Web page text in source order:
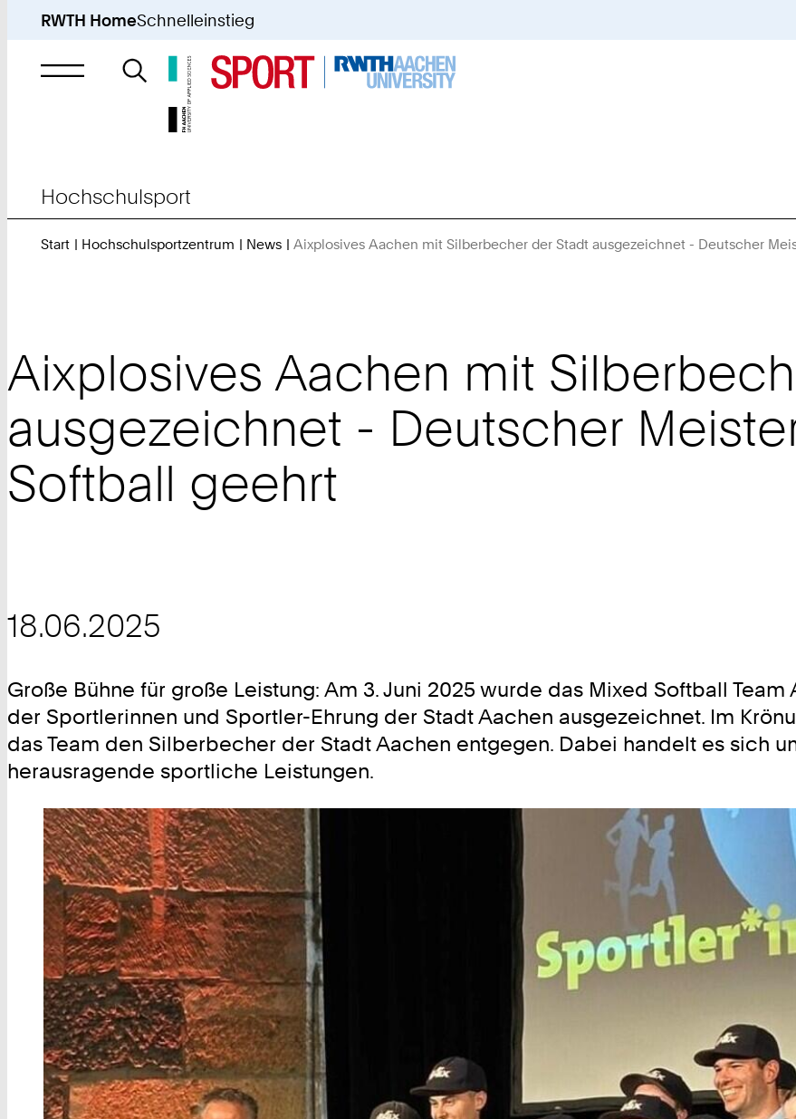
RWTH HomeSchnelleinstieg
Suche
nach
Hochschulsport
Start Hochschulsportzentrum News Aixplosives Aachen mit Silberbecher der Stadt ausgezeichnet - Deutscher
Aixplosives Aachen mit
ausgezeichnet - Deutscher
Softball geehrt
18.06.2025
Große Bühne für große Leistung: Am 3. Juni 2025 wurde das Mixed Softball
der Sportlerinnen und Sportler-Ehrung der Stadt Aachen ausgezeichnet. Im
das Team den Silberbecher der Stadt Aachen entgegen. Dabei handelt es sich
herausragende sportliche Leistungen.